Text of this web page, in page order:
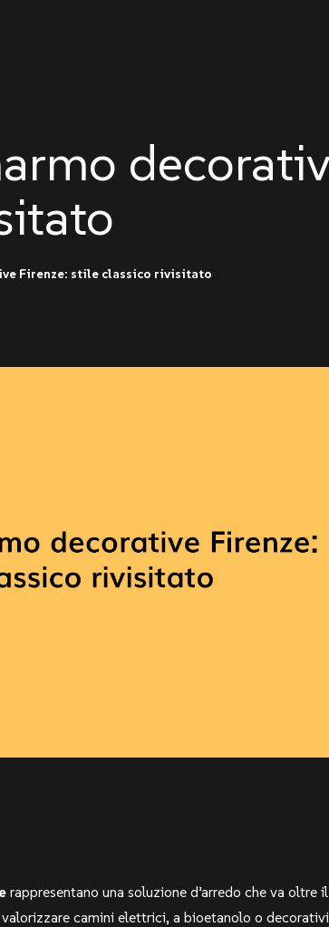
Firenze: stile classico rivisitato
rappresentano una soluzione d’arredo che va
camini elettrici, a bioetanolo o